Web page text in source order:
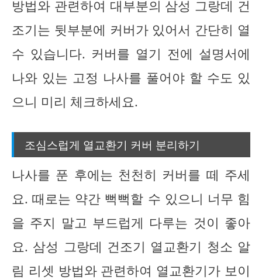
방법와 관련하여 대부분의 삼성 그랑데 건
조기는 뒷부분에 커버가 있어서 간단히 열
수 있습니다. 커버를 열기 전에 설명서에
나와 있는 고정 나사를 풀어야 할 수도 있
으니 미리 체크하세요.
조심스럽게 열교환기 커버 분리하기
나사를 푼 후에는 천천히 커버를 떼 주세
요. 때로는 약간 뻑뻑할 수 있으니 너무 힘
을 주지 말고 부드럽게 다루는 것이 좋아
요. 삼성 그랑데 건조기 열교환기 청소 알
림 리셋 방법와 관련하여 열교환기가 보이